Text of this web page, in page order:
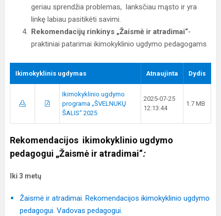
geriau sprendžia problemas, lanksčiau mąsto ir yra
linkę labiau pasitikėti savimi.
Rekomendacijų rinkinys „Žaismė ir atradimai“-
praktiniai patarimai ikimokyklinio ugdymo pedagogams
Ikimokyklinis ugdymas Atnaujinta Dydis
Ikimokyklinio ugdymo
programa „ŠVELNUKŲ
ŠALIS“ 2025
2025-07-25
12:13:44
1.7 MB
Rekomendacijos ikimokyklinio ugdymo
pedagogui „Žaismė ir atradimai“:
Iki 3 metų
Žaismė ir atradimai. Rekomendacijos ikimokyklinio ugdymo
pedagogui. Vadovas pedagogui.